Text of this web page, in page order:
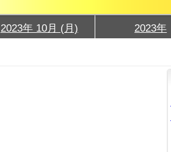
2023年 10月 (月) 2023年